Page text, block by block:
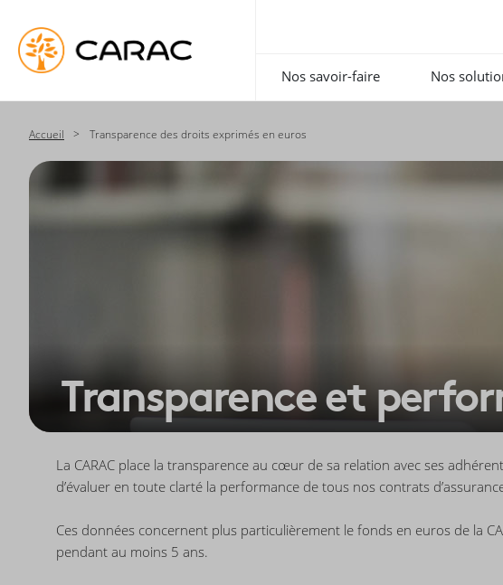
Nos savoir-faire Nos
Accueil Transparence des droits exprimés en euros
Transparence et
La CARAC place la transparence au cœur de sa relation avec ses
d’évaluer en toute clarté la performance de tous nos contrats
Ces données concernent plus particulièrement le fonds en euros de la
pendant au moins 5 ans.